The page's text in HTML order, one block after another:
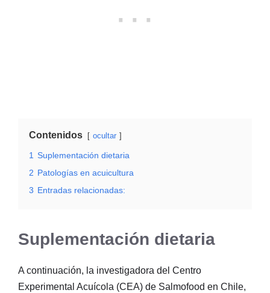
Contenidos ocultar
1 Suplementación dietaria
2 Patologías en acuicultura
3 Entradas relacionadas:
Suplementación dietaria
A continuación, la investigadora del Centro
Experimental Acuícola (CEA) de Salmofood en Chile,